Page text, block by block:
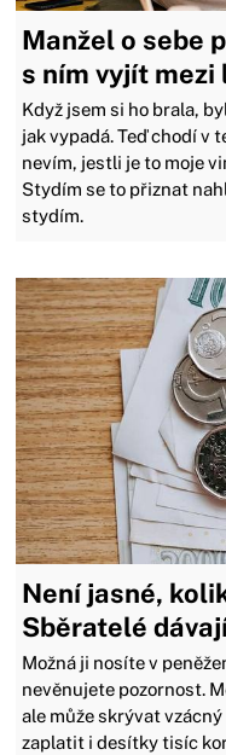
Manžel o sebe
s ním vyjít mezi
Když jsem si ho brala,
jak vypadá. Teď chodí v
nevím, jestli je to moje
Stydím se to přiznat
stydím.
Není jasné,
Sběratelé
Možná ji nosíte v
nevěnujete pozornost.
ale může skrývat
zaplatit i desítky tisíc